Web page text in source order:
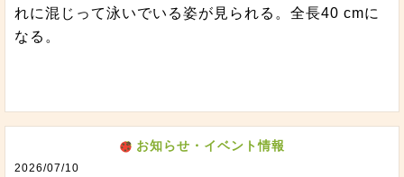
れに混じって泳いでいる姿が見られる。全長40 cmに
なる。
お知らせ・イベント情報
2026/07/10